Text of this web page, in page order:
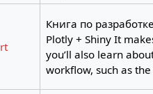
Книга по
Plotly + Shiny It
you’ll also learn
workflow, such as